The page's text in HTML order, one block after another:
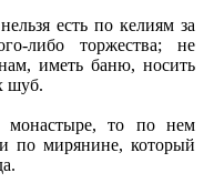
есть по келиям за
либо торжества; не
иметь баню, носить
шуб.
монастыре, то по нем
по мирянине, который